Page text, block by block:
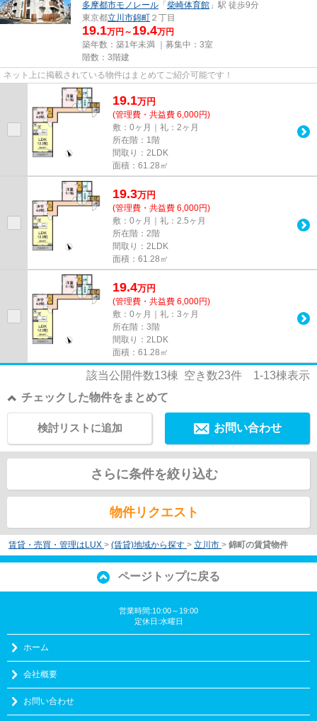
多摩都市モノレール 「柴崎体育館 」駅 徒歩9分
東京都立川市錦町 ２丁目
19.1万円～ 19.4万円
築年数：築1年未満 ｜募集中： 3室
階数：3階建
ネット上に掲載されている物件はまとめてご紹介可能です！
19.1万円
(管理費・共益費 6,000円)
敷：0ヶ月｜礼：2ヶ月
所在階：1階
間取り：2LDK
面積：61.28㎡
19.3万円
(管理費・共益費 6,000円)
敷：0ヶ月｜礼：2.5ヶ月
所在階：2階
間取り：2LDK
面積：61.28㎡
19.4万円
(管理費・共益費 6,000円)
敷：0ヶ月｜礼：3ヶ月
所在階：3階
間取り：2LDK
面積：61.28㎡
該当公開件数13棟 空き数23件 1-13棟表示
チェックした物件をまとめて
お問い合わせ
検討リストに追加
さらに条件を絞り込む
物件リクエスト
賃貸・売買・管理はLUX > (賃貸)地域から探す > 立川市 > 錦町の賃貸物件
ページトップに戻る
営業時間:10:00～19:00
定休日:水曜日
ホーム
会社概要
お問い合わせ